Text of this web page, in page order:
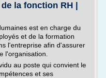
la fonction RH |
est en charge du
et de la formation
l'entreprise afin d'assurer
l'organisation.
au poste qui convient le
et ses